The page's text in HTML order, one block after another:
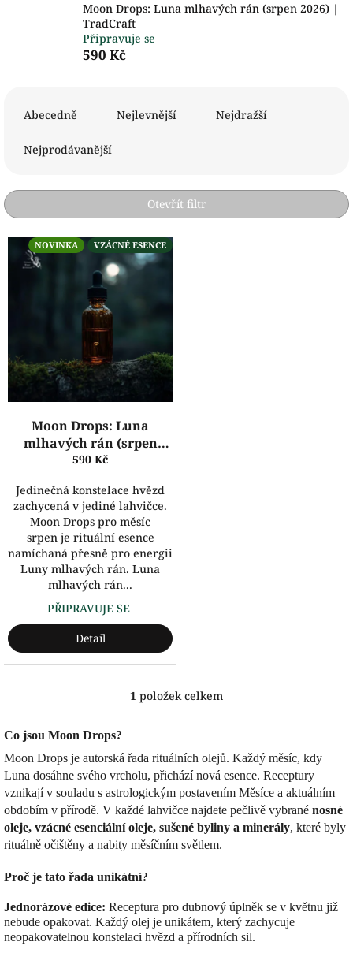
Moon Drops: Luna mlhavých rán (srpen 2026) |
TradCraft
Připravuje se
590 Kč
p
r
o
Abecedně Nejlevnější Nejdražší
Nejprodávanější
Otevřít filtr
V
o
d
u
NOVINKA VZÁCNÉ ESENCE
Moon Drops: Luna
mlhavých rán (srpen
2026) | TradCraft
590 Kč
Jedinečná konstelace hvězd
zachycená v jediné lahvičce.
Moon Drops pro měsíc
srpen je rituální esence
namíchaná přesně pro energii
Luny mlhavých rán. Luna
mlhavých rán...
PŘIPRAVUJE SE
Detail
O
d
a
c
í
p
r
v
ý
p
i
1 položek celkem
Co jsou Moon Drops?
Moon Drops je autorská řada rituálních olejů. Každý měsíc, kdy
Luna dosáhne svého vrcholu, přichází nová esence. Receptury
vznikají v souladu s astrologickým postavením Měsíce a aktuálním
obdobím v přírodě. V každé lahvičce najdete pečlivě vybrané nosné
oleje, vzácné esenciální oleje, sušené byliny a minerály, které byly
rituálně očištěny a nabity měsíčním světlem.
Proč je tato řada unikátní?
Jednorázové edice: Receptura pro dubnový úplněk se v květnu již
nebude opakovat. Každý olej je unikátem, který zachycuje
neopakovatelnou konstelaci hvězd a přírodních sil.